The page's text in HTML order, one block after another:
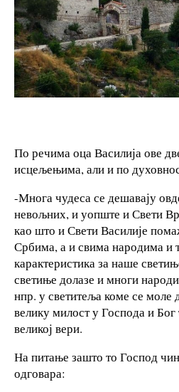
По речима оца Василија ове
исцељењима, али и по
-Многа чудеса се дешавају
невољних, и уопште и Свети
као што и Свети Василије
Србима, а и свима народима и
карактеристика за наше
светиње долазе и многи
нпр. у светитеља коме се моле
велику милост у Господа и Бог
великој вери.
На питање зашто то Господ
одговара: